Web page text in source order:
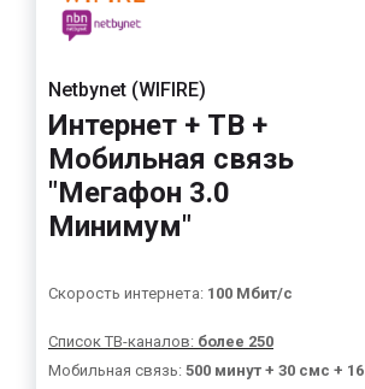
Netbynet (WIFIRE)
Интернет + ТВ +
Мобильная связь
"Мегафон 3.0
Минимум"
Скорость интернета: 100 Мбит/с
Список ТВ-каналов: более 250
Мобильная связь: 500 минут + 30 смс + 16